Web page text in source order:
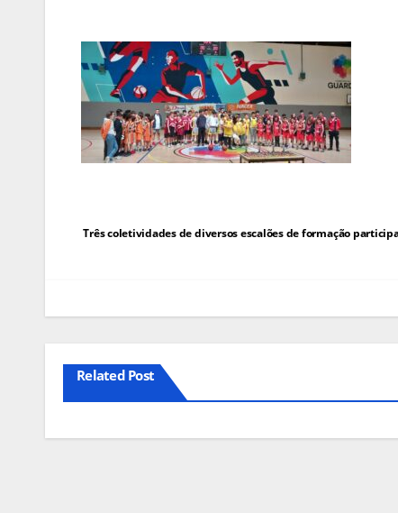
Navegação
Três coletividades de diversos escalões de formação
Related Post